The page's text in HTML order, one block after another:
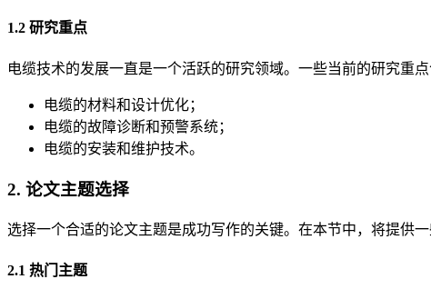
1.2 研究重点
电缆技术的发展一直是一个活跃的研究领域。一些当前的研究重点
电缆的材料和设计优化；
电缆的故障诊断和预警系统；
电缆的安装和维护技术。
2. 论文主题选择
选择一个合适的论文主题是成功写作的关键。在本节中，将提供
2.1 热门主题